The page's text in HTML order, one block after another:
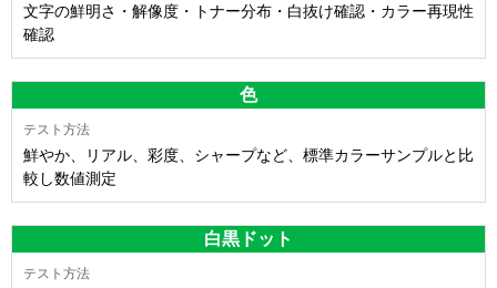
文字の鮮明さ・解像度・トナー分布・白抜け確認・カラー再現性
確認
色
鮮やか、リアル、彩度、シャープなど、標準カラーサンプルと比
較し数値測定
白黒ドット